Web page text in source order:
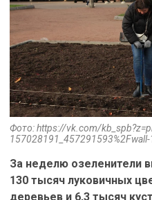
Фото: https://vk.com/
За неделю озеленители
130 тысяч луковичных
деревьев и 6,3 тысяч